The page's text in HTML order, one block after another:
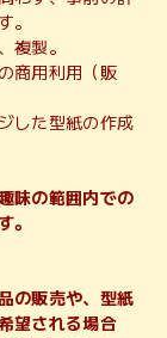
。
複製。
商用利用（販
した型紙の作成
味の範囲内での
。
の販売や、型紙
望される場合